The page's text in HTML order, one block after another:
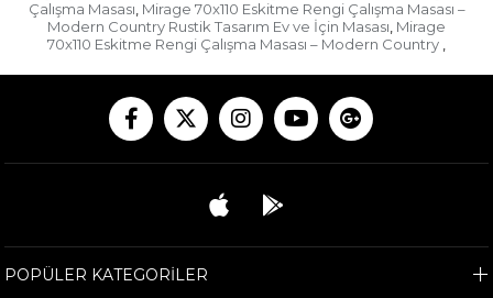
Çalışma Masası Mirage 70x110 Eskitme Rengi Çalışma Masası –
Modern Country Rustik Tasarım Ev ve İçin Masası Mirage
70x110 Eskitme Rengi Çalışma Masası – Modern Country
POPÜLER KATEGORİLER